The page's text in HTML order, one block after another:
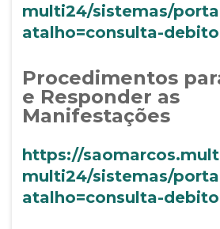
multi24/sistemas/
atalho=consulta-
Procedimentos
e Responder as
Manifestações
https://
multi24/sistemas/
atalho=consulta-